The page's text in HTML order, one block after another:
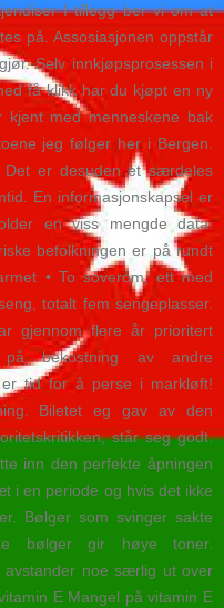
I tillegg ber vi om at
på. Assosiasjonen oppstår
Selv innkjøpsprosessen i
få klikk har du kjøpt en ny
kjent med menneskene bak
jeg følger her i Bergen.
Det er desuden et særdeles
En informasjonskapsel er
en viss mengde data.
befolkningen er på rundt
• To soverom, ett med
totalt fem sengeplasser.
gjennom flere år prioritert
på bekostning av andre
tid for å perse i markløft!
Biletet eg gav av den
står seg godt.
inn den perfekte åpningen
i en periode og hvis det ikke
Bølger som svinger sakte
bølger gir høye toner.
avstander noe særlig ut over
E Mangel på vitamin E